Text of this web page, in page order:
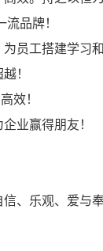
品牌！
员工搭建学习和
！
效！
业赢得朋友！
、乐观、爱与